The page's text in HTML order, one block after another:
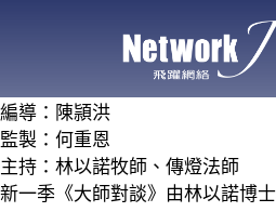
編導：陳頴洪
監製：何重恩
主持：林以諾牧師、傳燈法師
新一季《大師對談》由林以諾博